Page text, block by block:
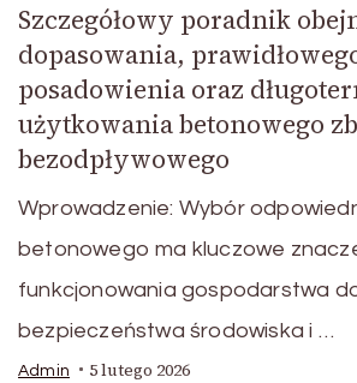
Szczegółowy poradnik
dopasowania,
posadowienia oraz
użytkowania betonowego
bezodpływowego
Wprowadzenie: Wybór
betonowego ma kluczowe
funkcjonowania gospodarstwa
bezpieczeństwa środowiska i …
Admin 5 lutego 2026